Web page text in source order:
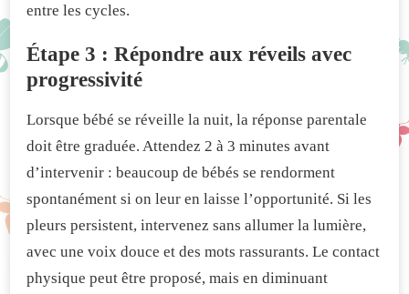
entre les cycles.
Étape 3 : Répondre aux réveils avec
progressivité
Lorsque bébé se réveille la nuit, la réponse parentale
doit être graduée. Attendez 2 à 3 minutes avant
d’intervenir : beaucoup de bébés se rendorment
spontanément si on leur en laisse l’opportunité. Si les
pleurs persistent, intervenez sans allumer la lumière,
avec une voix douce et des mots rassurants. Le contact
physique peut être proposé, mais en diminuant